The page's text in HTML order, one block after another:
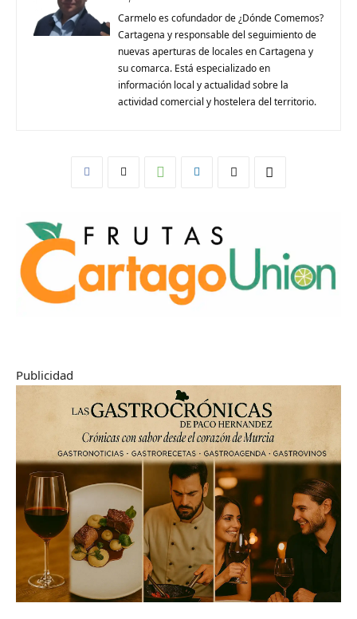
Carmelo es cofundador de ¿Dónde Comemos?
Cartagena y responsable del seguimiento de
nuevas aperturas de locales en Cartagena y
su comarca. Está especializado en
información local y actualidad sobre la
actividad comercial y hostelera del territorio.
Publicidad